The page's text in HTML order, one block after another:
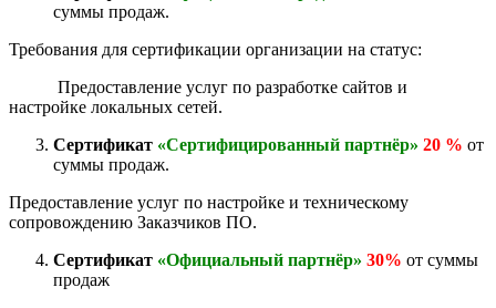
суммы продаж.
Требования для сертификации организации на статус:
Предоставление услуг по разработке сайтов и
настройке локальных сетей.
Сертификат «Сертифицированный партнёр» 20 % от
суммы продаж.
Предоставление услуг по настройке и техническому
сопровождению Заказчиков ПО.
Сертификат «Официальный партнёр» 30% от суммы
продаж